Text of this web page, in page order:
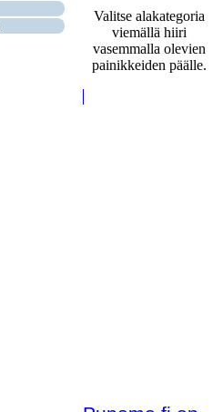
Valitse alakategoria
viemällä hiiri
vasemmalla olevien
painikkeiden päälle.